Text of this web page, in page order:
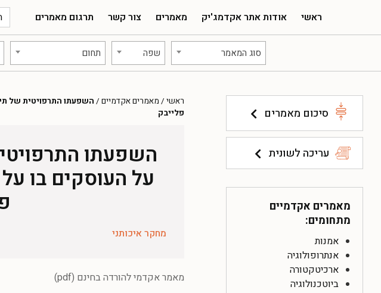
ראשי אודות אתר אקדמג'יק מאמרים צור קשר תרגום מאמרים
סוג המאמר שפה תחום
סיכום מאמרים
עריכה לשונית
מאמרים אקדמיים
מתחומים:
אמנות
אנתרופולוגיה
ארכיטקטורה
ביוטכנולוגיה
ראשי / מאמרים אקדמיים / השפעתו התרפויטית של
פלייבק
השפעתו
על העוסקים בו
מחקר איכותני
מאמר אקדמי להורדה בחינם (pdf)